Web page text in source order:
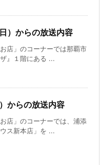
）からの放送内容
店」のコーナーでは那覇市
』１階にある ...
からの放送内容
店」のコーナーでは、浦添
ス新本店」を ...